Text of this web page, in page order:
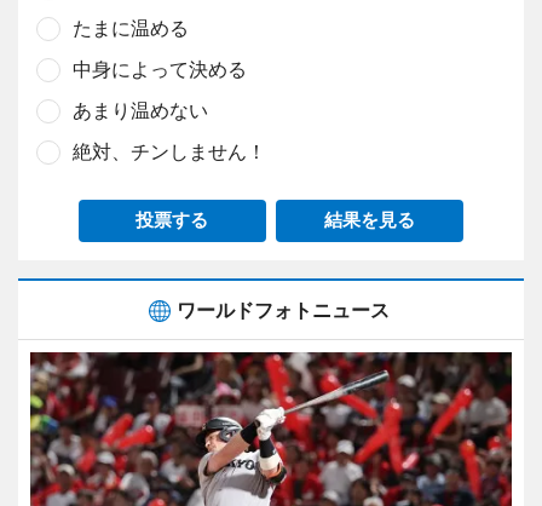
たまに温める
中身によって決める
あまり温めない
絶対、チンしません！
投票する 結果を見る
ワールドフォトニュース